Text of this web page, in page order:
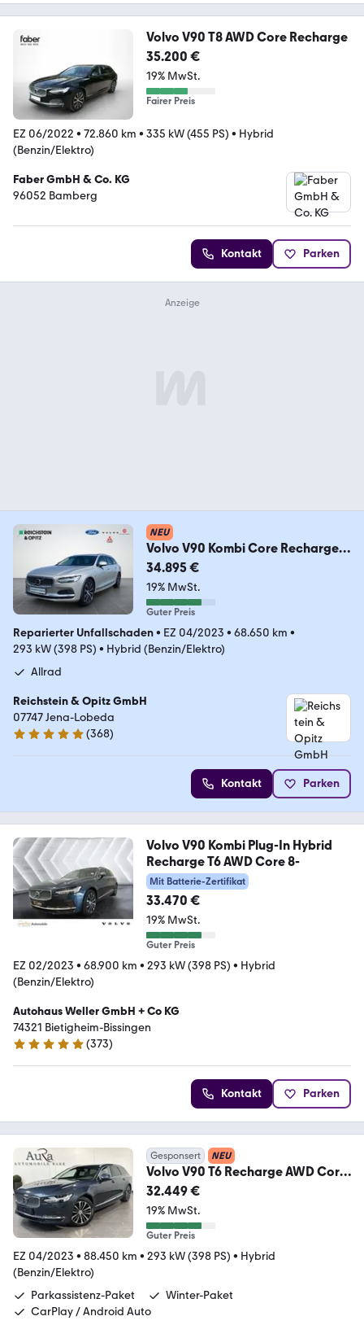
Volvo V90 T8 AWD Core Recharge
35.200 €
19% MwSt.
Fairer Preis
EZ 06/2022 • 72.860 km • 335 kW (455 PS) • Hybrid
(Benzin/Elektro)
Faber GmbH & Co. KG
96052 Bamberg
Kontakt Parken
NEU
Volvo V90 Kombi Core Recharge
Plug-In Hybrid AWD
34.895 €
19% MwSt.
Guter Preis
Reparierter Unfallschaden• EZ 04/2023 • 68.650 km •
293 kW (398 PS) • Hybrid (Benzin/Elektro)
Allrad
Reichstein & Opitz GmbH
07747 Jena-Lobeda
4.8 Sterne
(368)
Kontakt Parken
Volvo V90 Kombi Plug-In Hybrid
Recharge T6 AWD Core 8-
Mit Batterie-Zertifikat
33.470 €
19% MwSt.
Guter Preis
EZ 02/2023 • 68.900 km • 293 kW (398 PS) • Hybrid
(Benzin/Elektro)
Autohaus Weller GmbH + Co KG
74321 Bietigheim-Bissingen
4.8 Sterne
(373)
Kontakt Parken
Gesponsert NEU
Volvo V90 T6 Recharge AWD Core
NAV+LED+KAM+AHK+VC+ACC
32.449 €
19% MwSt.
Guter Preis
EZ 04/2023 • 88.450 km • 293 kW (398 PS) • Hybrid
(Benzin/Elektro)
Parkassistenz-Paket
Winter-Paket
CarPlay / Android Auto